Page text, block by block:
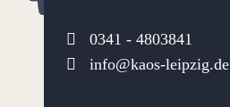
0341 - 4803841
info@kaos-leipzig.de